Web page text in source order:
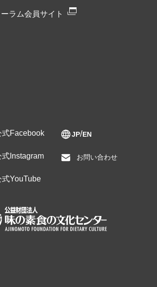
ラム会員サイト
式Facebook
式Instagram
式YouTube
JP EN
お問い合わせ